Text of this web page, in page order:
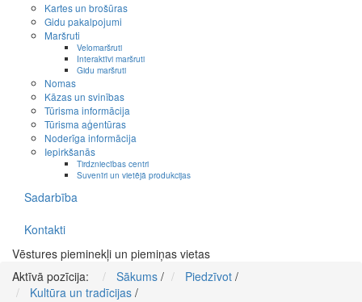
Kartes un brošūras
Gidu pakalpojumi
Maršruti
Velomaršruti
Interaktīvi maršruti
Gidu maršruti
Nomas
Kāzas un svinības
Tūrisma informācija
Tūrisma aģentūras
Noderīga informācija
Iepirkšanās
Tirdzniecības centri
Suvenīri un vietējā produkcijas
Sadarbība
Kontakti
Vēstures pieminekļi un piemiņas vietas
Aktīvā pozīcija:
Sākums / Piedzīvot /
Kultūra un tradīcijas /